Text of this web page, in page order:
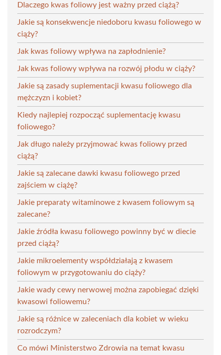
Dlaczego kwas foliowy jest ważny przed ciążą?
Jakie są konsekwencje niedoboru kwasu foliowego w
ciąży?
Jak kwas foliowy wpływa na zapłodnienie?
Jak kwas foliowy wpływa na rozwój płodu w ciąży?
Jakie są zasady suplementacji kwasu foliowego dla
mężczyzn i kobiet?
Kiedy najlepiej rozpocząć suplementację kwasu
foliowego?
Jak długo należy przyjmować kwas foliowy przed
ciążą?
Jakie są zalecane dawki kwasu foliowego przed
zajściem w ciążę?
Jakie preparaty witaminowe z kwasem foliowym są
zalecane?
Jakie źródła kwasu foliowego powinny być w diecie
przed ciążą?
Jakie mikroelementy współdziałają z kwasem
foliowym w przygotowaniu do ciąży?
Jakie wady cewy nerwowej można zapobiegać dzięki
kwasowi foliowemu?
Jakie są różnice w zaleceniach dla kobiet w wieku
rozrodczym?
Co mówi Ministerstwo Zdrowia na temat kwasu